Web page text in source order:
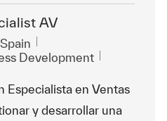
AV
Development
Especialista en Ventas
y desarrollar una